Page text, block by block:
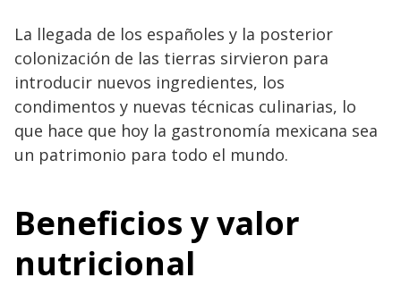
La llegada de los españoles y la posterior
colonización de las tierras sirvieron para
introducir nuevos ingredientes, los
condimentos y nuevas técnicas culinarias, lo
que hace que hoy la gastronomía mexicana sea
un patrimonio para todo el mundo.
Beneficios y valor
nutricional